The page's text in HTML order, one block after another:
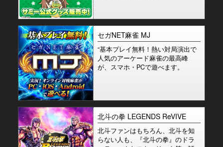
セガNET麻雀 MJ
“基本プレイ無料！熱い対局演出で
人気のアーケード麻雀の最高峰
が、スマホ・PCで遊べます。
北斗の拳 LEGENDS ReVIVE
北斗ファンはもちろん、北斗を知
らない人も、『北斗の拳』のドラ